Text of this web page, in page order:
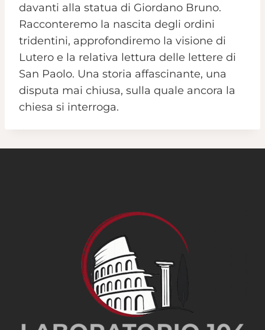
davanti alla statua di Giordano Bruno.
Racconteremo la nascita degli ordini
tridentini, approfondiremo la visione di
Lutero e la relativa lettura delle lettere di
San Paolo. Una storia affascinante, una
disputa mai chiusa, sulla quale ancora la
chiesa si interroga.